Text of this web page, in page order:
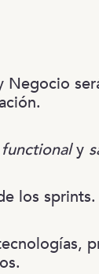
functionaly
los sprints.